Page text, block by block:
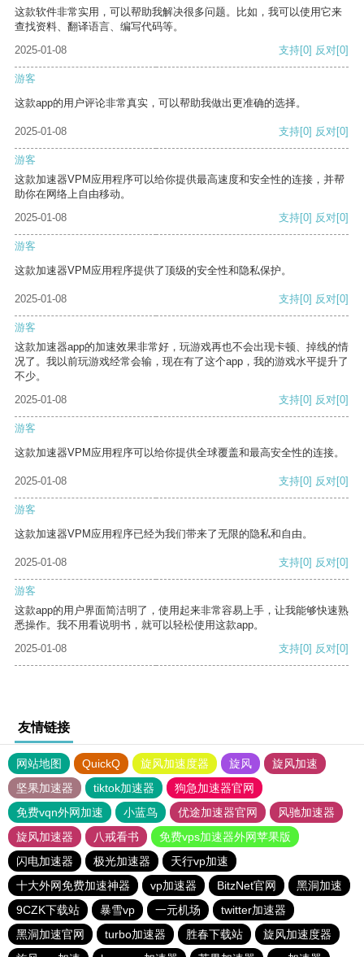
这款软件非常实用，可以帮助我解决很多问题。比如，我可以使用它来
查找资料、翻译语言、编写代码等。
2025-01-08
支持[0] 反对[0]
游客
这款app的用户评论非常真实，可以帮助我做出更准确的选择。
2025-01-08 支持[0] 反对[0]
游客
这款加速器VPM应用程序可以给你提供最高速度和安全性的连接，并帮
助你在网络上自由移动。
2025-01-08
支持[0] 反对[0]
游客
这款加速器VPM应用程序提供了顶级的安全性和隐私保护。
2025-01-08 支持[0] 反对[0]
游客
这款加速器app的加速效果非常好，玩游戏再也不会出现卡顿、掉线的情
况了。我以前玩游戏经常会输，现在有了这个app，我的游戏水平提升了
不少。
2025-01-08
支持[0] 反对[0]
游客
这款加速器VPM应用程序可以给你提供全球覆盖和最高安全性的连接。
2025-01-08 支持[0] 反对[0]
游客
这款加速器VPM应用程序已经为我们带来了无限的隐私和自由。
2025-01-08 支持[0] 反对[0]
游客
这款app的用户界面简洁明了，使用起来非常容易上手，让我能够快速熟
悉操作。我不用看说明书，就可以轻松使用这款app。
2025-01-08
支持[0] 反对[0]
友情链接
网站地图 QuickQ 旋风加速度器 旋风
旋风加速
坚果加速器
tiktok加速器
狗急加速器官网
免费vqn外网加速
小蓝鸟 优途加速器官网
风驰加速器
旋风加速器
八戒看书
免费vps加速器外网苹果版
闪电加速器
极光加速器
天行vp加速
十大外网免费加速神器
vp加速器 BitzNet官网
黑洞加速
9CZK下载站
暴雪vp 一元机场
twitter加速器
黑洞加速官网
turbo加速器 胜春下载站
旋风加速度器